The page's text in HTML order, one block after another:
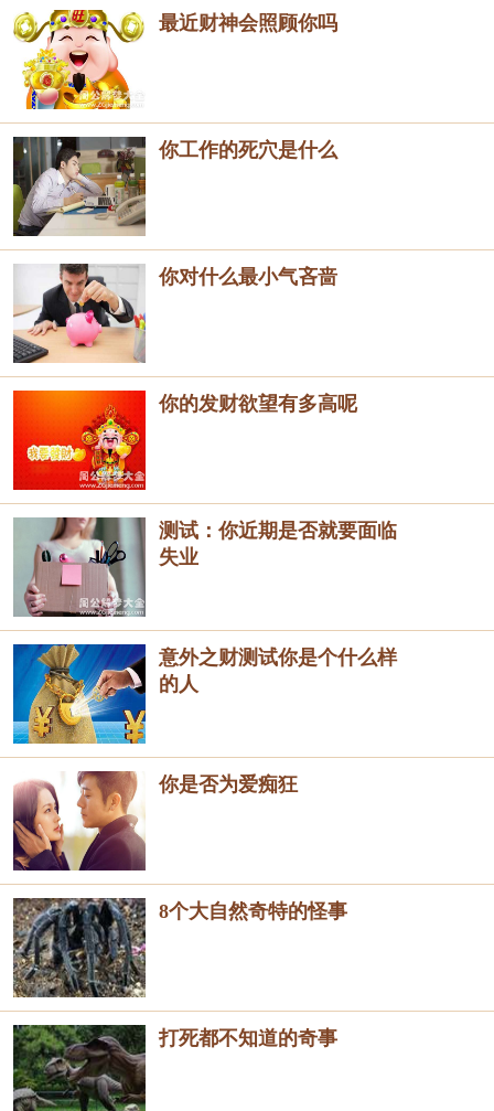
最近财神会照顾你吗
你工作的死穴是什么
你对什么最小气吝啬
你的发财欲望有多高呢
测试：你近期是否就要面临
失业
意外之财测试你是个什么样
的人
你是否为爱痴狂
8个大自然奇特的怪事
打死都不知道的奇事